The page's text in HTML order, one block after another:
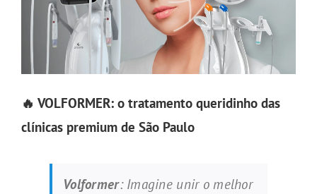
🔥 VOLFORMER: o tratamento queridinho das
clínicas premium de São Paulo
Volformer: Imagine unir o melhor